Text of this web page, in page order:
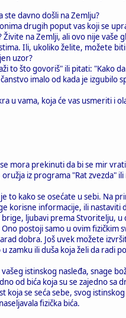
ste davno došli na Zemlju?
drugih poput vas koji se
Živite na Zemlji, ali ovo nije
Ili, ukoliko želite, možete
uzor?
to što govoriš" ili pitati: "Kako
imalo od kada je izgubilo
u vama, koja će vas usmeriti i
mora prekinuti da bi se mir
iz programa "Rat zvezda"
to kako se osećate u sebi. Na
korisne informacije, ili nastaviti
ljubavi prema Stvoritelju, u
postoji samo u ovim fizičkim
dobra. Još uvek možete
zamku ili duša koja želi da
istinskog nasleđa, snage
od bića koja su se zajedno
koja se seća sebe, svog
fizička bića.